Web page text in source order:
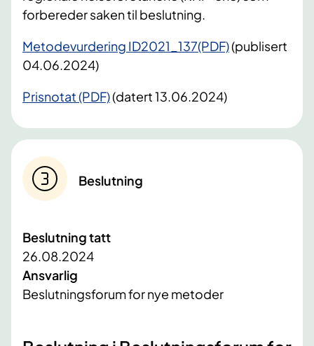
forbereder saken til beslutning.
Metodevurdering ID2021_137(PDF)(publisert
04.06.2024)
Prisnotat (PDF)(datert 13.06.2024)
Beslutning
Beslutning tatt
26.08.2024
Ansvarlig
Beslutningsforum for nye metoder